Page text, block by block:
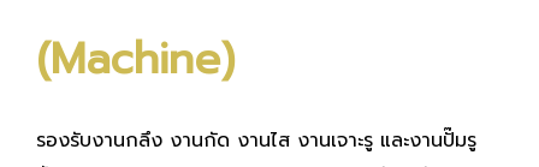
(Machine)
รองรับงานกลึง งานกัด งานไส งานเจาะรู และงานปั๊มรู